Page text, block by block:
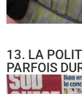
13. LA
PARFOIS